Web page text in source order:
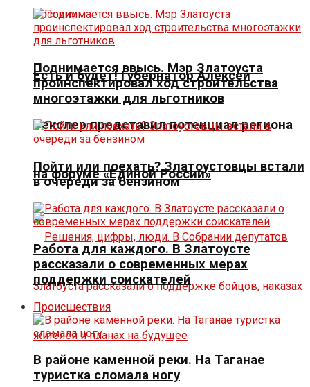
Есть и будет! Губернатор Алексей
Текслер представил потенциал региона
на форуме «Единой России»
Поднимается ввысь. Мэр Златоуста
проинспектировал ход строительства
многоэтажки для льготников
Пойти или поехать? Златоустовцы встали
в очереди за бензином
Работа для каждого. В Златоусте
рассказали о современных мерах
поддержки соискателей
Происшествия
В районе каменной реки. На Таганае
туристка сломала ногу